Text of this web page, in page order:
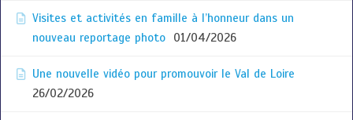
Visites et activités en famille à l’honneur dans un
nouveau reportage photo
01/04/2026
Une nouvelle vidéo pour promouvoir le Val de Loire
26/02/2026